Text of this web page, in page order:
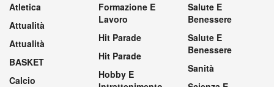
Atletica
Attualità
Attualità
BASKET
Calcio
Formazione E
Lavoro
Hit Parade
Hit Parade
Hobby E
Salute E
Benessere
Salute E
Benessere
Sanità